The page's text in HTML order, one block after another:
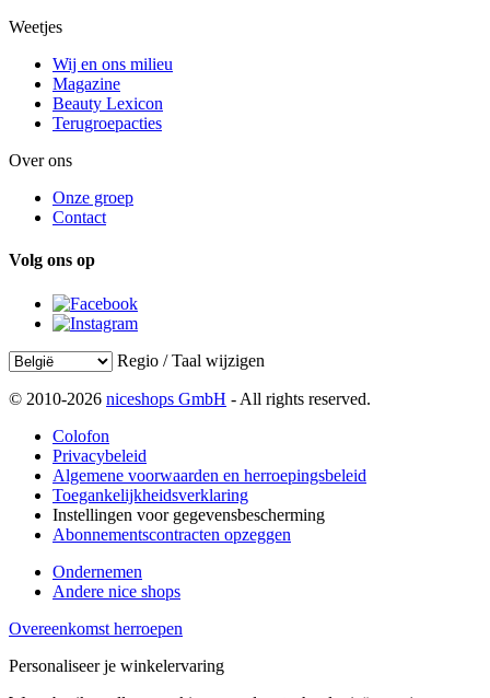
Weetjes
Wij en ons milieu
Magazine
Beauty Lexicon
Terugroepacties
Over ons
Onze groep
Contact
Volg ons op
Regio / Taal wijzigen
© 2010-2026 niceshops GmbH - All rights reserved.
Colofon
Privacybeleid
Algemene voorwaarden en herroepingsbeleid
Toegankelijkheidsverklaring
Instellingen voor gegevensbescherming
Abonnementscontracten opzeggen
Ondernemen
Andere nice shops
Overeenkomst herroepen
Personaliseer je winkelervaring